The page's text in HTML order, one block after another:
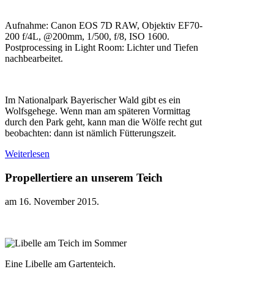
Aufnahme: Canon EOS 7D RAW, Objektiv EF70-
200 f/4L, @200mm, 1/500, f/8, ISO 1600.
Postprocessing in Light Room: Lichter und Tiefen
nachbearbeitet.
Im Nationalpark Bayerischer Wald gibt es ein
Wolfsgehege. Wenn man am späteren Vormittag
durch den Park geht, kann man die Wölfe recht gut
beobachten: dann ist nämlich Fütterungszeit.
Weiterlesen
Propellertiere an unserem Teich
am 16. November 2015.
Eine Libelle am Gartenteich.